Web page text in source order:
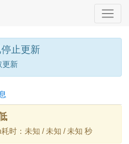
止更新
更新
时：未知 / 未知 / 未知 秒